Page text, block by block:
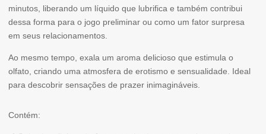
MORANGO
minutos, liberando um líquido que lubrifica e também contribui
dessa forma para o jogo preliminar ou como um fator surpresa
em seus relacionamentos.
Ao mesmo tempo, exala um aroma delicioso que estimula o
olfato, criando uma atmosfera de erotismo e sensualidade. Ideal
para descobrir sensações de prazer inimagináveis.
Contém: